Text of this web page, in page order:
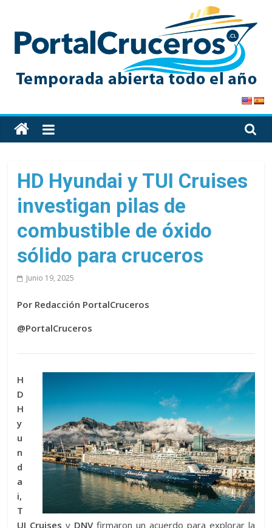
content
PortalCruceros
Toda
la
de
cruceros
en
un
solo
HD Hyundai y TUI Cruises
investigan pilas de
combustible de óxido
sólido para cruceros
Junio 19, 2025
Por Redacción PortalCruceros
@PortalCruceros
H
D
H
y
u
n
d
a
i,
T
UI Cruises y DNVfirmaron un acuerdo para explorar la